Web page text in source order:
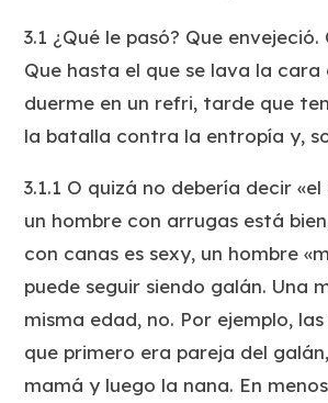
3.1 ¿Qué le pasó? Que
Que hasta el que se lava la cara
duerme en un refri, tarde que
la batalla contra la entropía y,
3.1.1 O quizá no debería decir «el
un hombre con arrugas está
con canas es sexy, un hombre
puede seguir siendo galán. Una
misma edad, no. Por ejemplo,
que primero era pareja del
mamá y luego la nana. En